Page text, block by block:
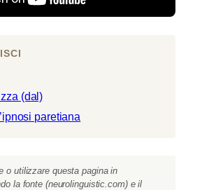
(dal)
paretiana
o utilizzare questa pagina in
la fonte (neurolinguistic.com) e il